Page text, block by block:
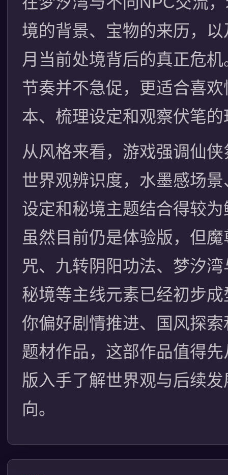
境的背景、宝物的来历，
月当前处境背后的真正危
节奏并不急促，更适合喜
本、梳理设定和观察伏笔
从风格来看，游戏强调仙
世界观辨识度，水墨感场
设定和秘境主题结合得较
虽然目前仍是体验版，但魔
咒、九转阴阳功法、梦汐
秘境等主线元素已经初步
你偏好剧情推进、国风探索
题材作品，这部作品值得
版入手了解世界观与后续发
向。